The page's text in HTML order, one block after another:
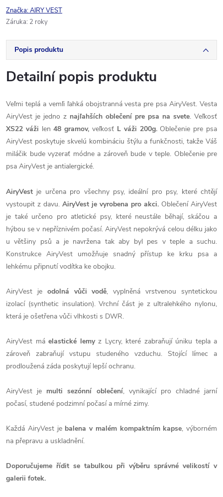
Značka:AIRY VEST
Záruka: 2 roky
Popis produktu
Detailní popis produktu
Veľmi teplá a vemľi ľahká obojstranná vesta pre psa AiryVest. Vesta
AiryVest je jedno z najľahších oblečení pre psa na svete. Veľkosť
XS22 váži len48 gramov,veľkosť L váži 200g.Oblečenie pre psa
AiryVest poskytuje skvelú kombináciu štýlu a funkčnosti, takže Váš
miláčik bude vyzerať módnea zároveň bude v teple. Oblečenie pre
psa AiryVest je antialergické.
AiryVest je určena pro všechny psy, ideální pro psy, které chtějí
vystoupit z davu. AiryVest je vyrobena pro akci. Oblečení AiryVest
je také určeno pro atletické psy, které neustále běhají, skáčou a
hýbou se v nepříznivém počasí. AiryVest nepokrývá celou délku jako
u většiny psů a je navržena tak aby byl pes v teple a suchu.
Konstrukce AiryVest umožňuje snadný přístup ke krku psa a
lehkému připnutí vodítka ke obojku.
AiryVest je odolná vůči vodě, vyplněná vrstvenou syntetickou
izolací (synthetic insulation). Vrchní část je z ultralehkého nylonu,
která je ošetřena vůči vlhkosti s DWR.
AiryVest má elastické lemyz Lycry, které zabraňují úniku tepla a
zároveň zabraňují vstupu studeného vzduchu. Stojící límec a
prodloužená záda poskytují lepší ochranu.
AiryVest je multi sezónní oblečení, vynikající pro chladné jarní
počasí, studené podzimní počasí a mírné zimy.
Každá AiryVest je balena v malém kompaktním kapse, výborném
na přepravu a uskladnění.
Doporučujeme řídit se tabulkou při výběru správné velikostí v
galerii fotek.